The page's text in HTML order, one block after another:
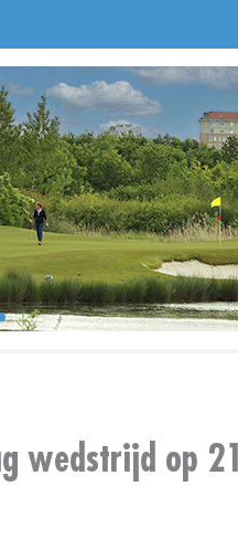
wedstrijd op 21